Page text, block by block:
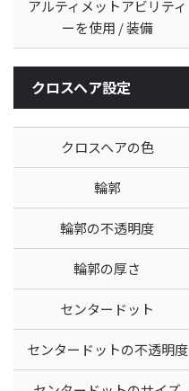
アルティメットアビリティ
ーを使用 / 装備
クロスヘア設定
クロスヘアの色
輪郭
輪郭の不透明度
輪郭の厚さ
センタードット
センタードットの不透明度